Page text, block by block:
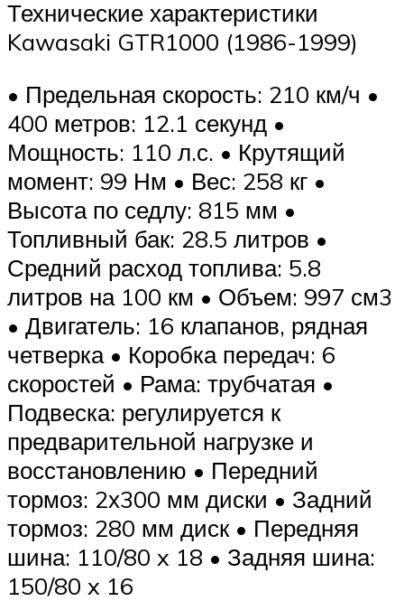
Технические характеристики
Kawasaki GTR1000 (1986-1999)
• Предельная скорость: 210 км/ч •
400 метров: 12.1 секунд •
Мощность: 110 л.с. • Крутящий
момент: 99 Нм • Вес: 258 кг •
Высота по седлу: 815 мм •
Топливный бак: 28.5 литров •
Средний расход топлива: 5.8
литров на 100 км • Объем: 997 см3
• Двигатель: 16 клапанов, рядная
четверка • Коробка передач: 6
скоростей • Рама: трубчатая •
Подвеска: регулируется к
предварительной нагрузке и
восстановлению • Передний
тормоз: 2х300 мм диски • Задний
тормоз: 280 мм диск • Передняя
шина: 110/80 x 18 • Задняя шина:
150/80 x 16